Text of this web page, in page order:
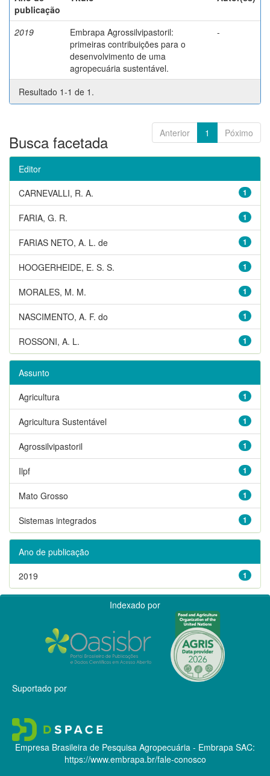
publicação
2019
Embrapa Agrossilvipastoril:
primeiras contribuições para o
desenvolvimento de uma
agropecuária sustentável.
-
Resultado 1-1 de 1.
Anterior 1 Póximo
Busca facetada
Editor
1
CARNEVALLI, R. A.
1
FARIA, G. R.
1
FARIAS NETO, A. L. de
1
HOOGERHEIDE, E. S. S.
1
MORALES, M. M.
1
NASCIMENTO, A. F. do
1
ROSSONI, A. L.
Assunto
1
Agricultura
1
Agricultura Sustentável
1
Agrossilvipastoril
1
Ilpf
1
Mato Grosso
1
Sistemas integrados
Ano de publicação
1
2019
Indexado por
Suportado por
Empresa Brasileira de Pesquisa Agropecuária - Embrapa SAC:
https://www.embrapa.br/fale-conosco